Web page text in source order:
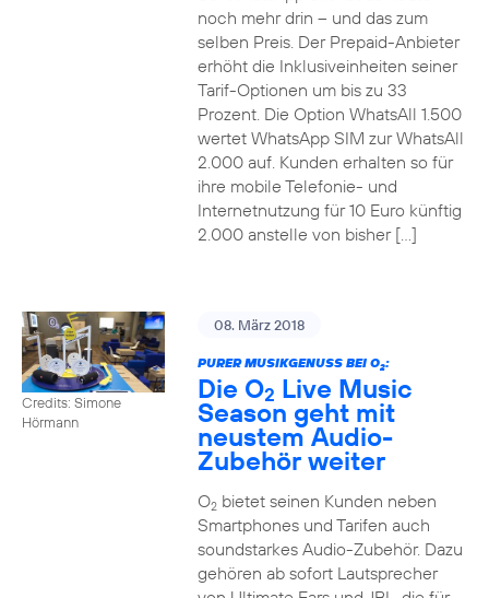
noch mehr drin – und das zum
selben Preis. Der Prepaid-Anbieter
erhöht die Inklusiveinheiten seiner
Tarif-Optionen um bis zu 33
Prozent. Die Option WhatsAll 1.500
wertet WhatsApp SIM zur WhatsAll
2.000 auf. Kunden erhalten so für
ihre mobile Telefonie- und
Internetnutzung für 10 Euro künftig
2.000 anstelle von bisher […]
Credits: Simone
Hörmann
08. März 2018
PURER MUSIKGENUSS BEI O2:
Die O2 Live Music
Season geht mit
neustem Audio-
Zubehör weiter
O2bietet seinen Kunden neben
Smartphones und Tarifen auch
soundstarkes Audio-Zubehör. Dazu
gehören ab sofort Lautsprecher